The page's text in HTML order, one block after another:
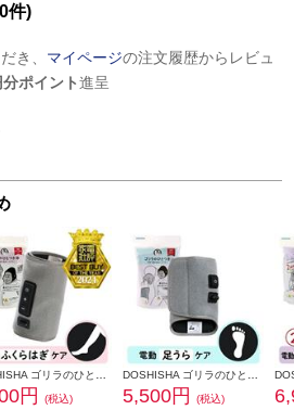
件)
き、 マイページの注文履歴からレビュ
ポイント進呈
円
(税込)
5,500円
(税込)